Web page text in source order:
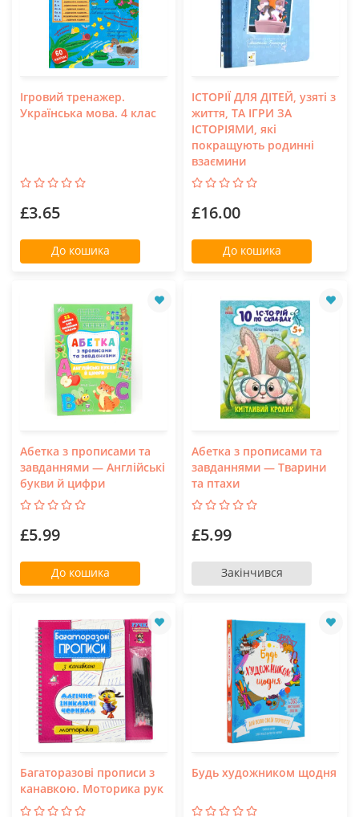
Ігровий тренажер.
Українська мова. 4 клас
£3.65
До кошика
ІСТОРІЇ ДЛЯ ДІТЕЙ, узяті з
життя, ТА ІГРИ ЗА
ІСТОРІЯМИ, які
покращують родинні
взаємини
£16.00
До кошика
Абетка з прописами та
завданнями — Англійські
букви й цифри
£5.99
До кошика
Абетка з прописами та
завданнями — Тварини
та птахи
£5.99
Закінчився
Багаторазові прописи з
канавкою. Моторика рук
Будь художником щодня